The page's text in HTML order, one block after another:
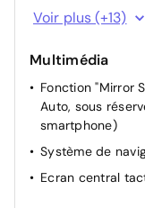
Rétroviseurs
Accoudoir central
Aide au
Siège passager
Voir plus (+13)
Multimédia
Fonction "Mirror
Auto, sous
smartphone)
Système de
Ecran central